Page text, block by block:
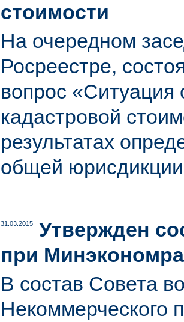
стоимости
На очередном
Росреестре,
вопрос «Ситуация
кадастровой
результатах
общей
31.03.2015
Утвержден
при
В состав Совета
Некоммерческого